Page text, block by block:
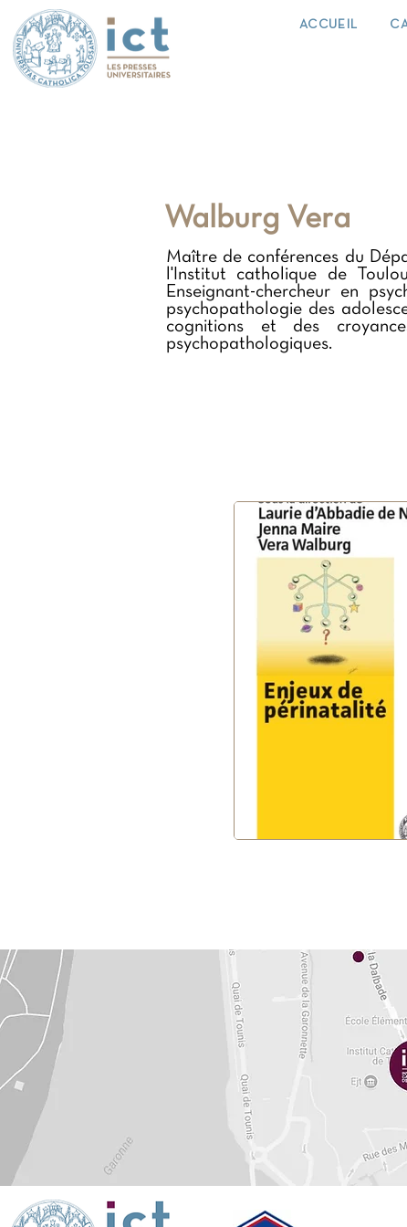
ACCUEIL
Walburg Vera
Maître de conférences du
l'Institut catholique de
Enseignant-chercheur en
psychopathologie des
cognitions et des
psychopathologiques.